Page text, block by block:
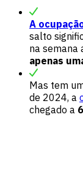
A
salto
na semana
apenas
Mas tem
de 2024, a
chegado a